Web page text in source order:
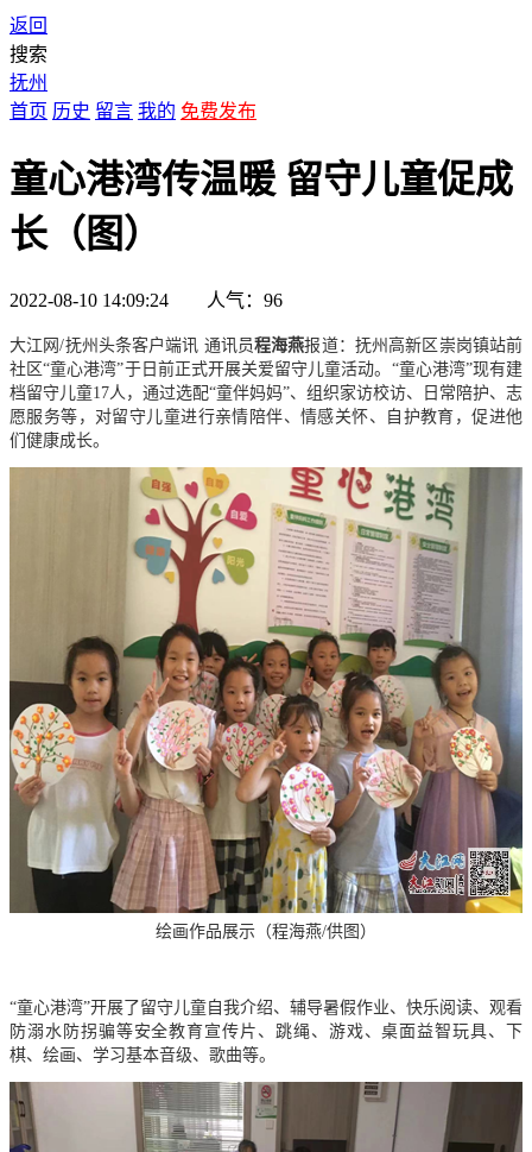
返回
搜索
抚州
首页 历史 留言 我的 免费发布
童心港湾传温暖 留守儿童促成
长（图）
2022-08-10 14:09:24 人气：96
大江网/抚州头条客户端讯 通讯员程海燕报道：抚州高新区崇岗镇站前
社区“童心港湾”于日前正式开展关爱留守儿童活动。“童心港湾”现有建
档留守儿童17人，通过选配“童伴妈妈”、组织家访校访、日常陪护、志
愿服务等，对留守儿童进行亲情陪伴、情感关怀、自护教育，促进他
们健康成长。
绘画作品展示（程海燕/供图）
“童心港湾”开展了留守儿童自我介绍、辅导暑假作业、快乐阅读、观看
防溺水防拐骗等安全教育宣传片、跳绳、游戏、桌面益智玩具、下
棋、绘画、学习基本音级、歌曲等。